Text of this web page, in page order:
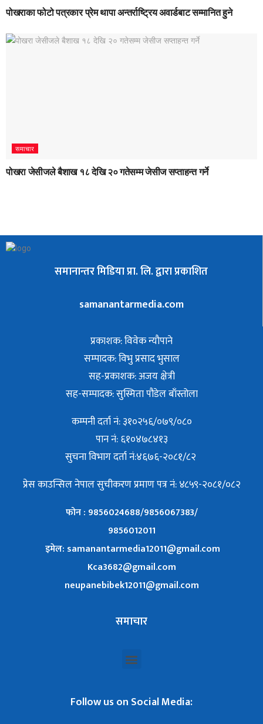
पोखराका फोटो पत्रकार प्रेम थापा अन्तर्राष्ट्रिय अवार्डबाट सम्मानित हुने
समाचार
पोखरा जेसीजले बैशाख १८ देखि २० गतेसम्म जेसीज सप्ताहन्त गर्ने
समानान्तर मिडिया प्रा. लि. द्वारा प्रकाशित
samanantarmedia.com
प्रकाशक: विवेक न्याैपाने
सम्पादक: विभु प्रसाद भुसाल
सह-प्रकाशक: अजय क्षेत्री
सह-सम्पादक: सुस्मिता पौडेल बाँस्तोला
कम्पनी दर्ता नं: ३१०२५६/०७९/०८०
पान नं: ६१०४७८४१३
सुचना विभाग दर्ता नं:४६७६-२०८१/८२
प्रेस काउन्सिल नेपाल सुचीकरण प्रमाण पत्र नं: ४८५९-२०८१/०८२
फोन : 9856024688/9856067383/
9856012011
इमेल: samanantarmedia12011@gmail.com
Kca3682@gmail.com
neupanebibek12011@gmail.com
समाचार
Follow us on Social Media: